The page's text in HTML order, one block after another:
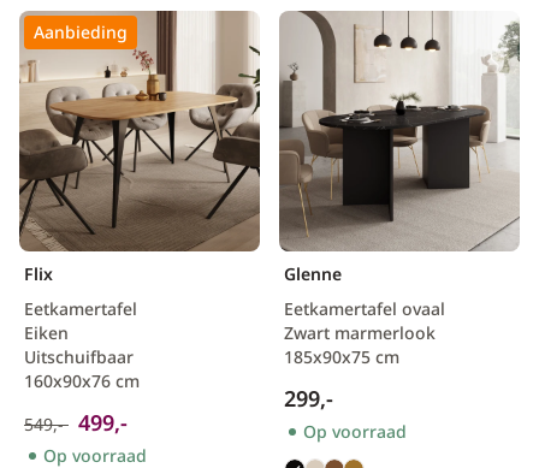
Aanbieding
Flix
Eetkamertafel
Eiken
Uitschuifbaar
160x90x76 cm
549,- 499,-
Op voorraad
Glenne
Eetkamertafel ovaal
Zwart marmerlook
185x90x75 cm
299,-
Op voorraad